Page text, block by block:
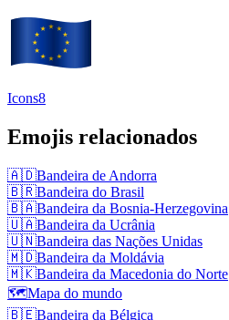
Icons8
Emojis relacionados
🇦🇩Bandeira de Andorra
🇧🇷Bandeira do Brasil
🇧🇦Bandeira da Bosnia‑Herzegovina
🇺🇦Bandeira da Ucrânia
🇺🇳Bandeira das Nações Unidas
🇲🇩Bandeira da Moldávia
🇲🇰Bandeira da Macedonia do Norte
🗺️Mapa do mundo
🇧🇪Bandeira da Bélgica